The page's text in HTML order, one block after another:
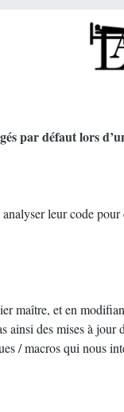
par défaut lors
leur code
maître, et en
ainsi des mises à jour
/ macros qui nous